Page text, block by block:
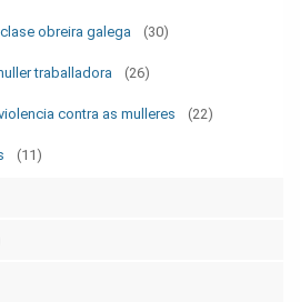
obreira galega (30)
traballadora (26)
contra as mulleres (22)
(11)
p